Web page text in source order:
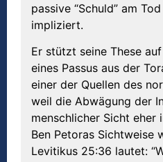
passive “Schuld” am
impliziert.
Er stützt seine These
eines Passus aus der
einer der Quellen des
weil die Abwägung der
menschlicher Sicht eher
Ben Petoras Sichtweise
Levitikus 25:36 lautet: